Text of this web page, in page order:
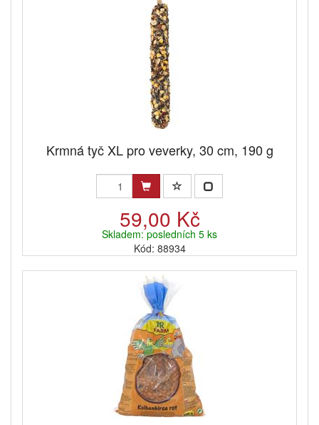
Krmná tyč XL pro veverky, 30 cm, 190 g
59,00 Kč
Skladem: posledních 5 ks
Kód: 88934